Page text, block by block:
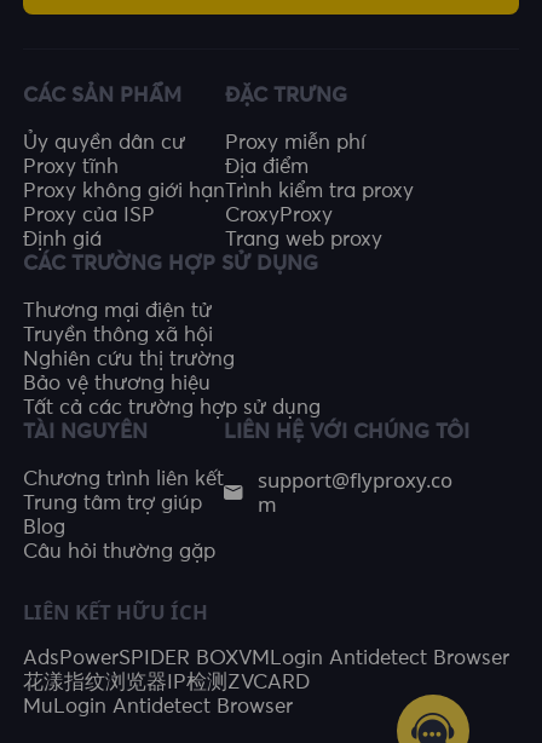
CÁC SẢN PHẨM
Ủy quyền dân cư
Proxy tĩnh
Proxy không giới hạn
Proxy của ISP
Định giá
ĐẶC TRƯNG
Proxy miễn phí
Địa điểm
Trình kiểm tra proxy
CroxyProxy
Trang web proxy
CÁC TRƯỜNG HỢP SỬ DỤNG
Thương mại điện tử
Truyền thông xã hội
Nghiên cứu thị trường
Bảo vệ thương hiệu
Tất cả các trường hợp sử dụng
TÀI NGUYÊN
Chương trình liên kết
Trung tâm trợ giúp
Blog
Câu hỏi thường gặp
LIÊN HỆ VỚI CHÚNG TÔI
support@flyproxy.co
m
LIÊN KẾT HỮU ÍCH
AdsPowerSPIDER BOXVMLogin Antidetect Browser
花漾指纹浏览器 IP检测 ZVCARD
MuLogin Antidetect Browser